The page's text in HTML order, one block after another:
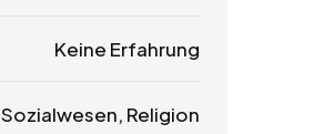
Keine Erfahrung
Sozialwesen, Religion